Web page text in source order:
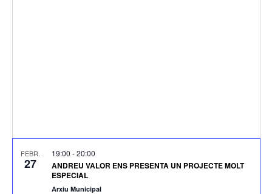
FEBR.
27
ANDREU VALOR ENS PRESENTA UN PROJECTE MOLT
ESPECIAL
19:00 -20:00
Arxiu Municipal